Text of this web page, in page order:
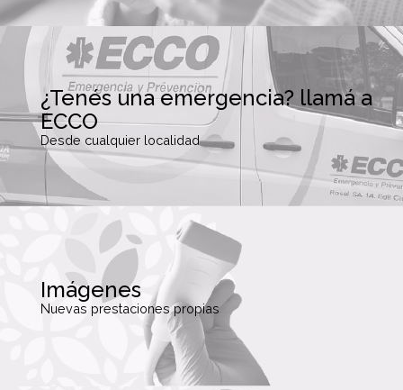
¿Tenés una emergencia? llamá a
ECCO
Desde cualquier localidad
Imágenes
Nuevas prestaciones propias